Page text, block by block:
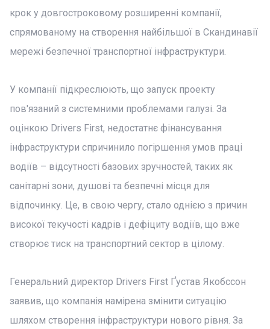
крок у довгостроковому розширенні компанії,
спрямованому на створення найбільшої в Скандинавії
мережі безпечної транспортної інфраструктури.
У компанії підкреслюють, що запуск проекту
пов'язаний з системними проблемами галузі. За
оцінкою Drivers First, недостатнє фінансування
інфраструктури спричинило погіршення умов праці
водіїв – відсутності базових зручностей, таких як
санітарні зони, душові та безпечні місця для
відпочинку. Це, в свою чергу, стало однією з причин
високої текучості кадрів і дефіциту водіїв, що вже
створює тиск на транспортний сектор в цілому.
Генеральний директор Drivers First Ґустав Якобссон
заявив, що компанія намірена змінити ситуацію
шляхом створення інфраструктури нового рівня. За